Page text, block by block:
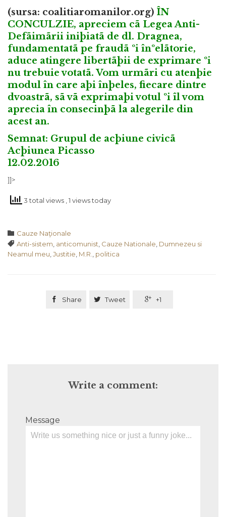
(sursa: coalitiaromanilor.org) ÎN
CONCULZIE, apreciem cã Legea Anti-
Defãimãrii iniþiatã de dl. Dragnea,
fundamentatã pe fraudã ºi înºelãtorie,
aduce atingere libertãþii de exprimare ºi
nu trebuie votatã. Vom urmãri cu atenþie
modul în care aþi înþeles, fiecare dintre
dvoastrã, sã vã exprimaþi votul ºi îl vom
aprecia în consecinþã la alegerile din
acest an.
Semnat: Grupul de acþiune civicã
Acþiunea Picasso
12.02.2016
]]>
3 total views , 1 views today
 Category
Cauze Naţionale
 Tags
Anti-sistem, anticomunist, Cauze Nationale, Dumnezeu si
Neamul meu,Justitie, M.R., politica
 Share  Tweet  +1
Write a comment:
Message